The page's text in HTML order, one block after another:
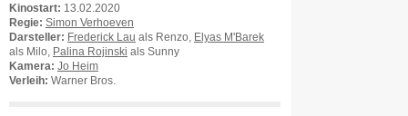
Kinostart: 13.02.2020
Regie: Simon Verhoeven
Darsteller: Frederick Lau als Renzo,
Elyas M'Barek
als Milo,
Palina Rojinski als Sunny
Kamera: Jo Heim
Verleih: Warner Bros.